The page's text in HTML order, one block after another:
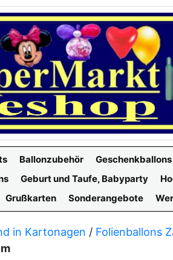
Ballonzubehör Geschenkballons
Geburt und Taufe, Babyparty
Grußkarten Sonderangebote
in Kartonagen / Folienballons